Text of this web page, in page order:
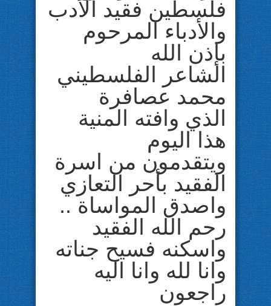
فلسطين فقيد الأدب
والأدباء المرحوم
بإذن الله
الشاعر الفلسطيني
محمد عصافرة
الذي وافته المنية
هذا اليوم
ويتقدمون من اسرة
الفقيد بأحر التعازي
واصدق المواساة ..
رحم الله الفقيد
واسكنه فسيح جناته
وانا لله وانا اليه
راجعون